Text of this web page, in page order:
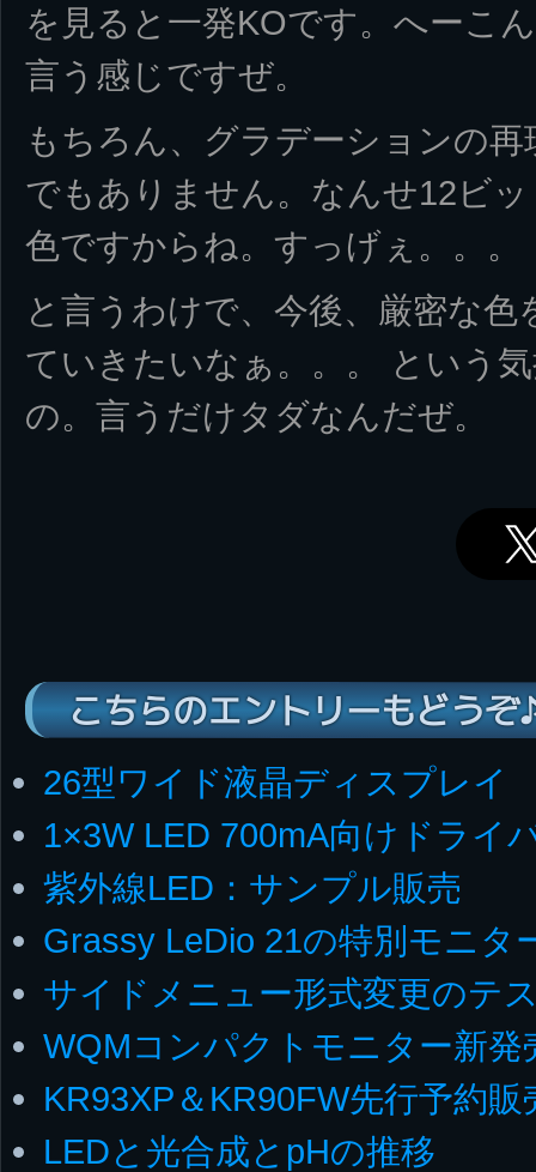
を見ると一発KOです。へーこ
言う感じですぜ。
もちろん、グラデーションの
でもありません。なんせ12ビ
色ですからね。すっげぇ。。。
と言うわけで、今後、厳密な
ていきたいなぁ。。。 という
の。言うだけタダなんだぜ。
こちらのエントリーもどうぞ
26型ワイド液晶ディスプレイ
1×3W LED 700mA向けドライ
紫外線LED：サンプル販売
Grassy LeDio 21の特別モニタ
サイドメニュー形式変更のテ
WQMコンパクトモニター新発
KR93XP＆KR90FW先行予約販
LEDと光合成とpHの推移